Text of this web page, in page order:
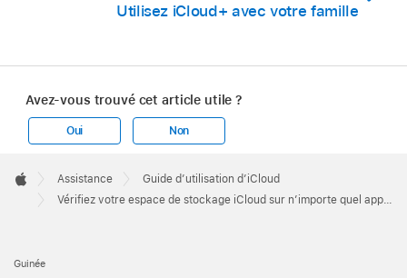
Utilisez iCloud+ avec votre famille
Avez-vous trouvé cet article utile ?
Oui Non
Footer

Apple
Assistance
Guide d’utilisation d’iCloud
Vérifiez votre espace de stockage iCloud sur n’importe quel appareil
Guinée